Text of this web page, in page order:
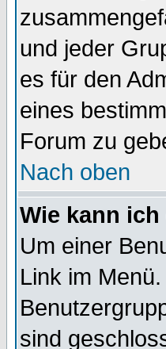
und jeder
es für den
eines
Forum zu
Nach oben
Wie kann
Um einer
Link im
sind